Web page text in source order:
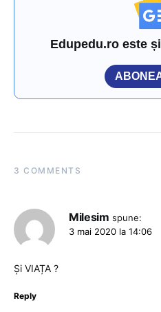
Edupedu.ro este
3 COMMENTS
Milesim spune:
3 mai 2020 la 14:06
Și VIAȚA ?
Reply